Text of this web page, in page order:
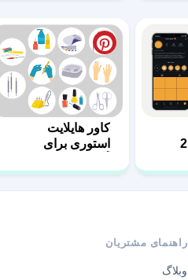
کاور هایلایت
استوری برای
راهنمای مشتریان
وبلاگ